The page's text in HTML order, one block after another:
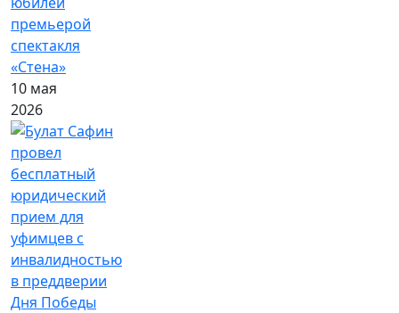
премьерой
спектакля
«Стена»
10 мая
2026